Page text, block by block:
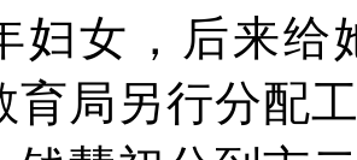
妇女，后来给
育局另行分配